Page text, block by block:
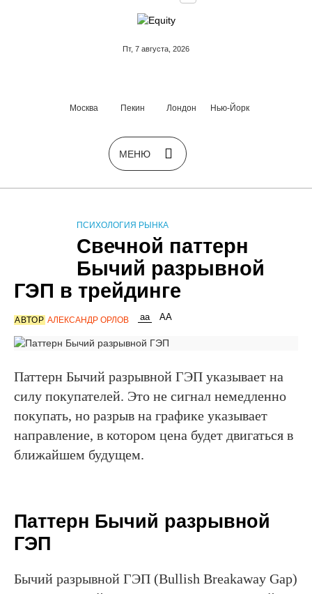
Пт, 7 августа, 2026
Москва Пекин Лондон Нью-Йорк
ПСИХОЛОГИЯ РЫНКА
Свечной паттерн
Бычий разрывной
ГЭП в трейдинге
АВТОР АЛЕКСАНДР ОРЛОВ
Паттерн Бычий разрывной ГЭП указывает на
силу покупателей. Это не сигнал немедленно
покупать, но разрыв на графике указывает
направление, в котором цена будет двигаться в
ближайшем будущем.
Паттерн Бычий разрывной
ГЭП
Бычий разрывной ГЭП (Bullish Breakaway Gap)